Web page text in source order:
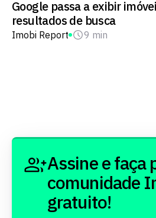
Google passa a exibir
resultados de busca
Imobi Report 9 min
Assine e faça
comunidade
gratuito!